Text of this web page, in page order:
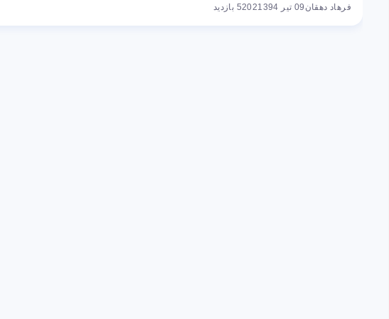
فرهاد دهقان 09 تیر 1394 5202 بازدید